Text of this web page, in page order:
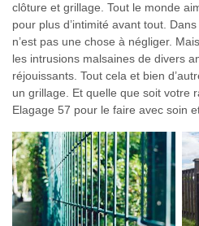
clôture et grillage. Tout le monde
pour plus d’intimité avant tout.
n’est pas une chose à négliger.
les intrusions malsaines de divers
réjouissants. Tout cela et bien
un grillage. Et quelle que soit votre
Elagage 57 pour le faire avec soin